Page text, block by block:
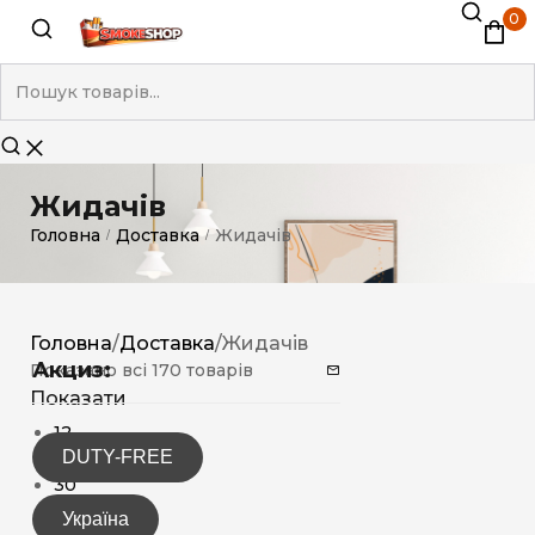
0
Жидачів
Головна / Доставка / Жидачів
Акциз:
DUTY-FREE
Україна
Головна/Доставка/Жидачів
Показано всі 170 товарів
Показати
12
15
30